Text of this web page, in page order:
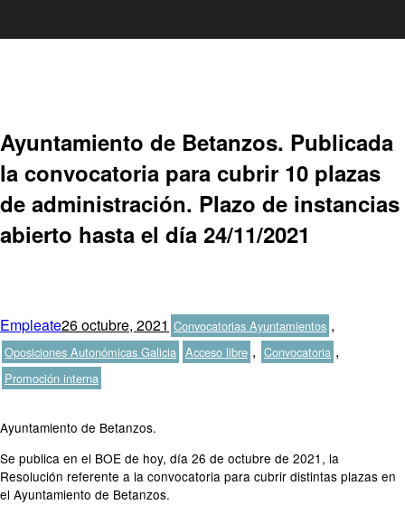
contenido
Ayuntamiento de Betanzos. Publicada
la convocatoria para cubrir 10 plazas
de administración. Plazo de instancias
abierto hasta el día 24/11/2021
Autor
EmpleatePublicado
el
26 octubre, 2021 Categorías
Convocatorias Ayuntamientos ,
Oposiciones Autonómicas Galicia Etiquetas
Acceso libre , Convocatoria ,
Promoción interna
Ayuntamiento de Betanzos.
Se publica en el BOE de hoy, día 26 de octubre de 2021, la
Resolución referente a la convocatoria para cubrir distintas plazas en
el Ayuntamiento de Betanzos.